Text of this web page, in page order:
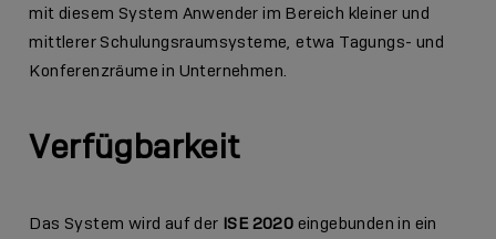
mit diesem System Anwender im Bereich kleiner und
mittlerer Schulungsraumsysteme, etwa Tagungs- und
Konferenzräume in Unternehmen.
Verfügbarkeit
Das System wird auf der ISE 2020 eingebunden in ein